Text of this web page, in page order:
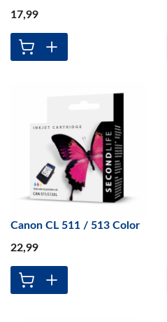
17,99
Canon CL 511 / 513 Color
22,99